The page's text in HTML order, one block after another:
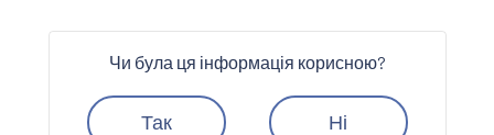
Чи була ця інформація корисною?
Так Ні